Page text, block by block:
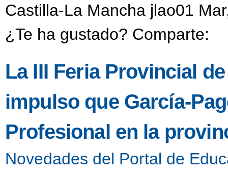
Castilla-La Mancha jlao01
¿Te ha gustado? Comparte:
La III Feria Provincial
impulso que García-
Profesional en la
Novedades del Portal de